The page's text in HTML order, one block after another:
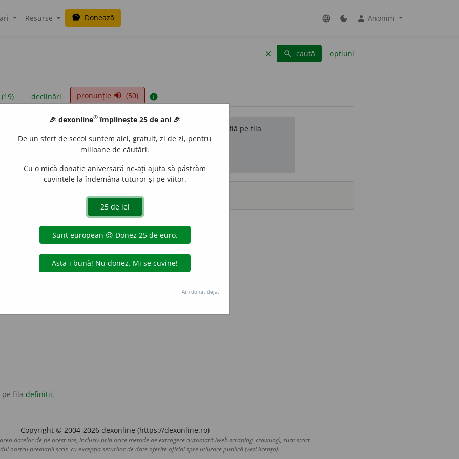
Resurse savings Donează language dark_mode person Anonim
clear search caută opțiuni
declinări pronunție volume_up (50) info
sunt compilate de echipa dexonline. Definițiile originale se află pe fila
reordona filele pe pagina depreferințe.
surse
pe fila definiții.
Copyright © 2004-2026 dexonline (https://dexonline.ro)
datelor de pe acest site, inclusiv prin orice metode de extragere automată (web scraping, crawling), sunt strict
nostru prealabil scris, cu excepția seturilor de date oferite oficial spre utilizare publică (vezi licența).
🎉 dexonline® împlinește 25 de ani 🎉
De un sfert de secol suntem aici, gratuit, zi de zi, pentru
milioane de căutări.
Cu o mică donație aniversară ne-ați ajuta să păstrăm
cuvintele la îndemâna tuturor și pe viitor.
Am donat deja.